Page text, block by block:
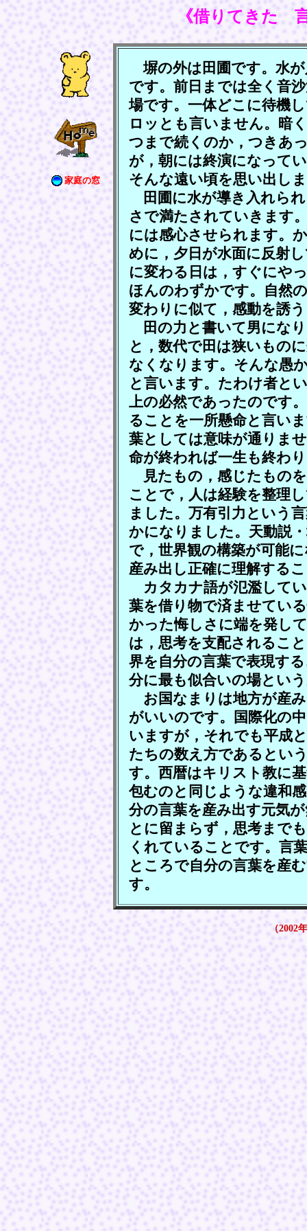
《借りてきた
家庭の窓
塀の外は田圃です。水
です。前日までは全く音
場です。一体どこに待機
ロッとも言いません。暗
つまで続くのか，つきあ
が，朝には終演になって
そんな遠い頃を思い出し
田圃に水が導き入れら
さで満たされていきます
には感心させられます。
めに，夕日が水面に反射
に変わる日は，すぐにや
ほんのわずかです。自然
変わりに似て，感動を誘
田の力と書いて男にな
と，数代で田は狭いもの
なくなります。そんな愚
と言います。たわけ者と
上の必然であったのです
ることを一所懸命と言い
葉としては意味が通りま
命が終われば一生も終わ
見たもの，感じたもの
ことで，人は経験を整理
ました。万有引力という
かになりました。天動説
で，世界観の構築が可能
産み出し正確に理解する
カタカナ語が氾濫して
葉を借り物で済ませてい
かった悔しさに端を発し
は，思考を支配されるこ
界を自分の言葉で表現す
分に最も似合いの場とい
お国なまりは地方が産
がいいのです。国際化の
いますが，それでも平成
たちの数え方であるとい
す。西暦はキリスト教に
包むのと同じような違和
分の言葉を産み出す元気
とに留まらず，思考まで
くれていることです。言
ところで自分の言葉を産
す。
（2002